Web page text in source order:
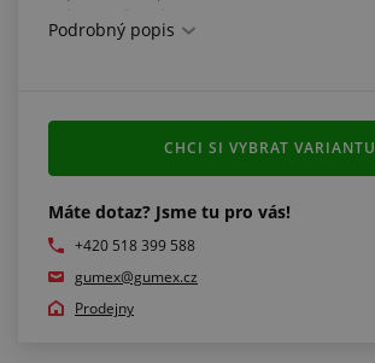
Podrobný popis
Máte dotaz? Jsme tu pro vás!
+420 518 399 588
gumex@gumex.cz
Prodejny
CHCI SI VYBRAT VARIANTU